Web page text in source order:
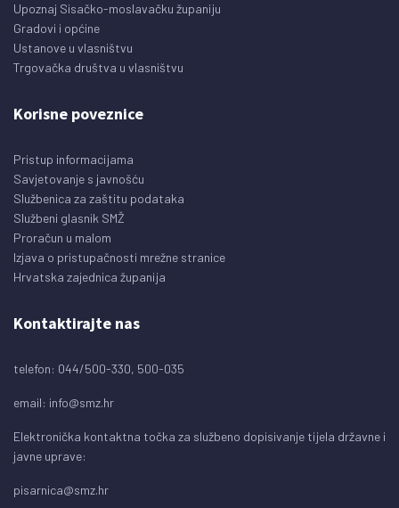
Upoznaj Sisačko-moslavačku županiju
Gradovi i općine
Ustanove u vlasništvu
Trgovačka društva u vlasništvu
Korisne poveznice
Pristup informacijama
Savjetovanje s javnošću
Službenica za zaštitu podataka
Službeni glasnik SMŽ
Proračun u malom
Izjava o pristupačnosti mrežne stranice
Hrvatska zajednica županija
Kontaktirajte nas
telefon: 044/500-330, 500-035
email: info@smz.hr
Elektronička kontaktna točka za službeno dopisivanje tijela državne i
javne uprave:
pisarnica@smz.hr